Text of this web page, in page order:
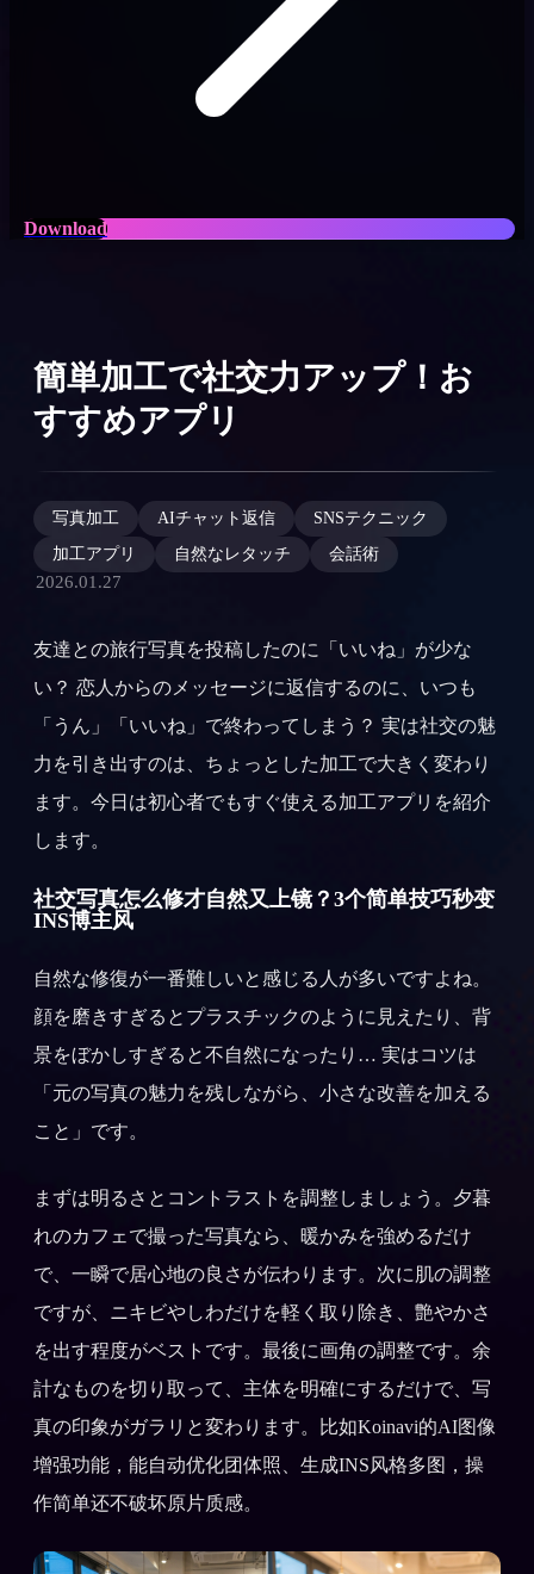
Download
簡単加工で社交力アップ！お
すすめアプリ
写真加工 AIチャット返信
SNSテクニック
加工アプリ
自然なレタッチ 会話術
2026.01.27
友達との旅行写真を投稿したのに「いいね」が少な
い？ 恋人からのメッセージに返信するのに、いつも
「うん」「いいね」で終わってしまう？ 実は社交の魅
力を引き出すのは、ちょっとした加工で大きく変わり
ます。今日は初心者でもすぐ使える加工アプリを紹介
します。
社交写真怎么修才自然又上镜？3个简单技巧秒变
INS博主风
自然な修復が一番難しいと感じる人が多いですよね。
顔を磨きすぎるとプラスチックのように見えたり、背
景をぼかしすぎると不自然になったり… 実はコツは
「元の写真の魅力を残しながら、小さな改善を加える
こと」です。
まずは明るさとコントラストを調整しましょう。夕暮
れのカフェで撮った写真なら、暖かみを強めるだけ
で、一瞬で居心地の良さが伝わります。次に肌の調整
ですが、ニキビやしわだけを軽く取り除き、艶やかさ
を出す程度がベストです。最後に画角の調整です。余
計なものを切り取って、主体を明確にするだけで、写
真の印象がガラリと変わります。比如Koinavi的AI图像
增强功能，能自动优化团体照、生成INS风格多图，操
作简单还不破坏原片质感。